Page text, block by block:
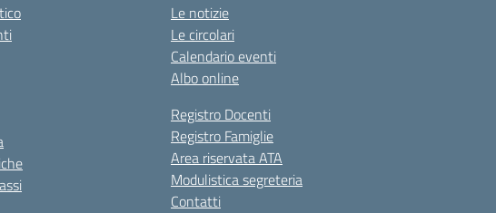
Le notizie
Le circolari
Calendario eventi
Albo online
Registro Docenti
Registro Famiglie
Area riservata ATA
Modulistica segreteria
Contatti